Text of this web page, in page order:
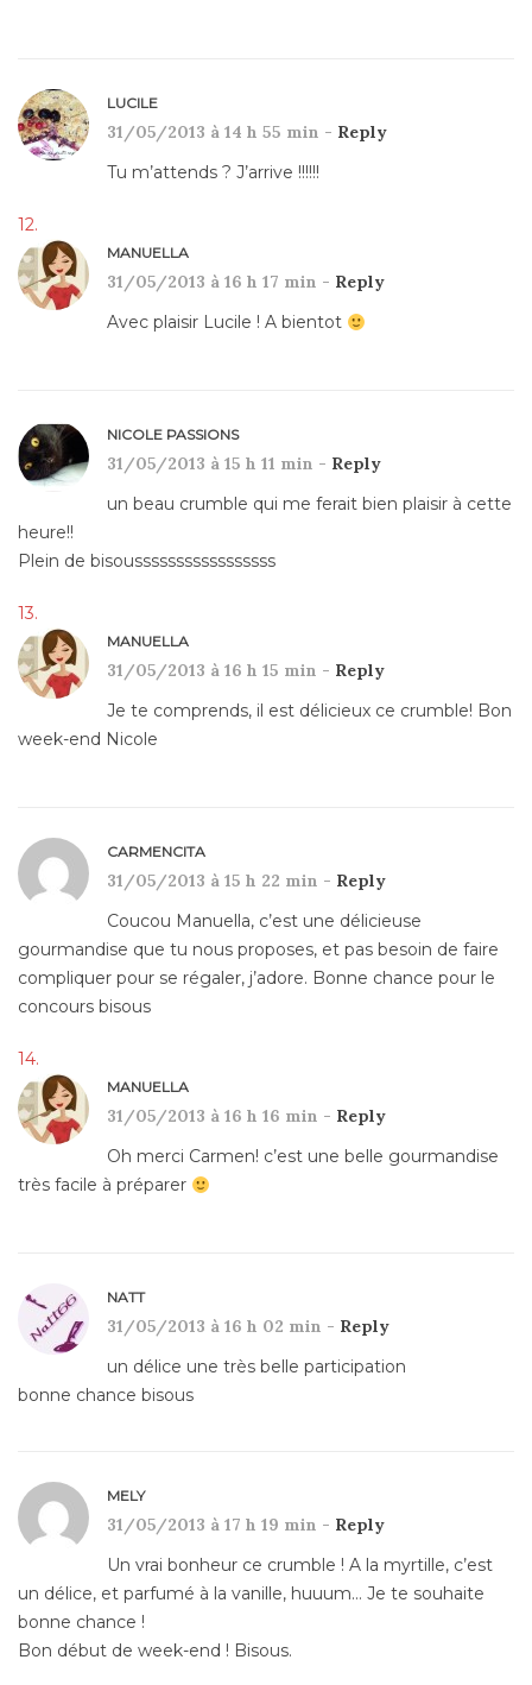
LUCILE
31/05/2013 à 14 h 55 min - Reply
Tu m’attends ? J’arrive !!!!!!
MANUELLA
31/05/2013 à 16 h 17 min - Reply
Avec plaisir Lucile ! A bientot
NICOLE PASSIONS
31/05/2013 à 15 h 11 min - Reply
un beau crumble qui me ferait bien plaisir à cette
heure!!
Plein de bisousssssssssssssssss
MANUELLA
31/05/2013 à 16 h 15 min - Reply
Je te comprends, il est délicieux ce crumble! Bon
week-end Nicole
CARMENCITA
31/05/2013 à 15 h 22 min - Reply
Coucou Manuella, c’est une délicieuse
gourmandise que tu nous proposes, et pas besoin de faire
compliquer pour se régaler, j’adore. Bonne chance pour le
concours bisous
MANUELLA
31/05/2013 à 16 h 16 min - Reply
Oh merci Carmen! c’est une belle gourmandise
très facile à préparer
NATT
31/05/2013 à 16 h 02 min - Reply
un délice une très belle participation
bonne chance bisous
MELY
31/05/2013 à 17 h 19 min - Reply
Un vrai bonheur ce crumble ! A la myrtille, c’est
un délice, et parfumé à la vanille, huuum… Je te souhaite
bonne chance !
Bon début de week-end ! Bisous.